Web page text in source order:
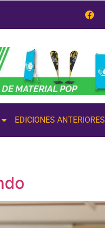
EDICIONES ANTERIORES